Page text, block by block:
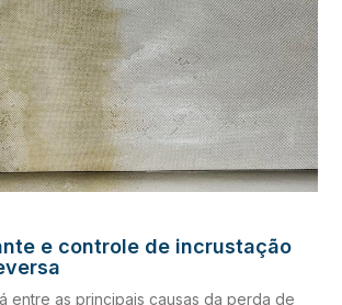
e controle de incrustação
entre as principais causas da perda de